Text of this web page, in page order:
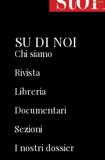
SU DI NOI
Chi siamo
Rivista
Libreria
Documentari
Sezioni
I nostri dossier